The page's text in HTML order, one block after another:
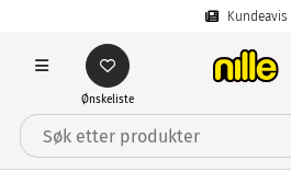
Kundeavis
Ønskeliste